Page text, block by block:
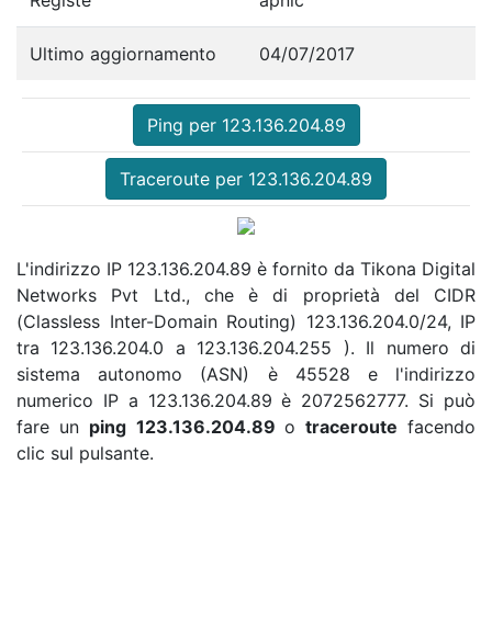
Ultimo aggiornamento 04/07/2017
Ping per 123.136.204.89
Traceroute per 123.136.204.89
L'indirizzo IP 123.136.204.89 è fornito da Tikona Digital
Networks Pvt Ltd., che è di proprietà del CIDR
(Classless Inter-Domain Routing) 123.136.204.0/24, IP
tra 123.136.204.0 a 123.136.204.255 ). Il numero di
sistema autonomo (ASN) è 45528 e l'indirizzo
numerico IP a 123.136.204.89 è 2072562777. Si può
fare un ping 123.136.204.89 o traceroute facendo
clic sul pulsante.